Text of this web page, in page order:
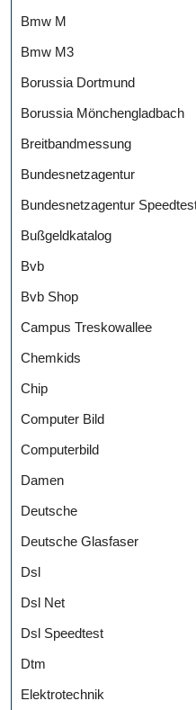
Bmw M
Bmw M3
Borussia Dortmund
Borussia Mönchengladbach
Breitbandmessung
Bundesnetzagentur
Bundesnetzagentur
Bußgeldkatalog
Bvb
Bvb Shop
Campus Treskowallee
Chemkids
Chip
Computer Bild
Computerbild
Damen
Deutsche
Deutsche Glasfaser
Dsl
Dsl Net
Dsl Speedtest
Dtm
Elektrotechnik